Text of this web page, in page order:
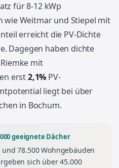
für 8-12 kWp
wie Weitmar und Stiepel mit
erreicht die PV-Dichte
Dagegen haben dichte
mit
erst2,1% PV-
liegt bei über
in Bochum.
geeignete Dächer
78.500 Wohngebäuden
sich über 45.000